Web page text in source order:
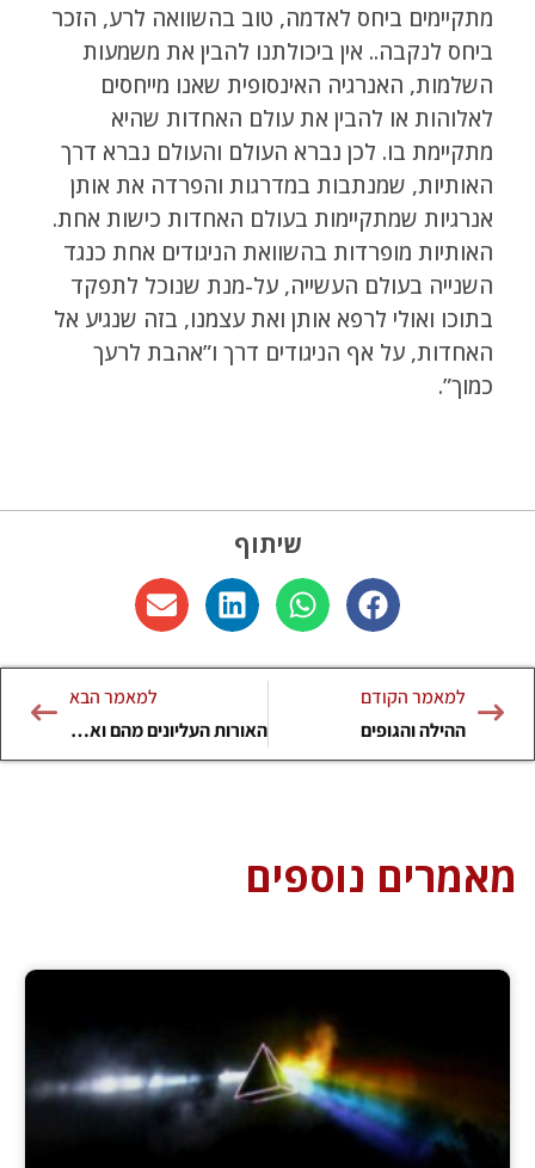
מתקיימים ביחס לאדמה, טוב בהשוואה לרע, הזכר
ביחס לנקבה.. אין ביכולתנו להבין את משמעות
השלמות, האנרגיה האינסופית שאנו מייחסים
לאלוהות או להבין את עולם האחדות שהיא
מתקיימת בו. לכן נברא העולם והעולם נברא דרך
האותיות, שמנתבות במדרגות והפרדה את אותן
אנרגיות שמתקיימות בעולם האחדות כישות אחת.
האותיות מופרדות בהשוואת הניגודים אחת כנגד
השנייה בעולם העשייה, על-מנת שנוכל לתפקד
בתוכו ואולי לרפא אותן ואת עצמנו, בזה שנגיע אל
האחדות, על אף הניגודים דרך ו”אהבת לרעך
כמוך”.
שיתוף
למאמר הקודם
ההילה והגופים
למאמר הבא
האורות העליונים מהם ואיך הם משפיעים עלינו ?
מאמרים נוספים